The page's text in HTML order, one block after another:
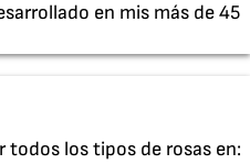
en mis más de 45
los tipos de rosas en: